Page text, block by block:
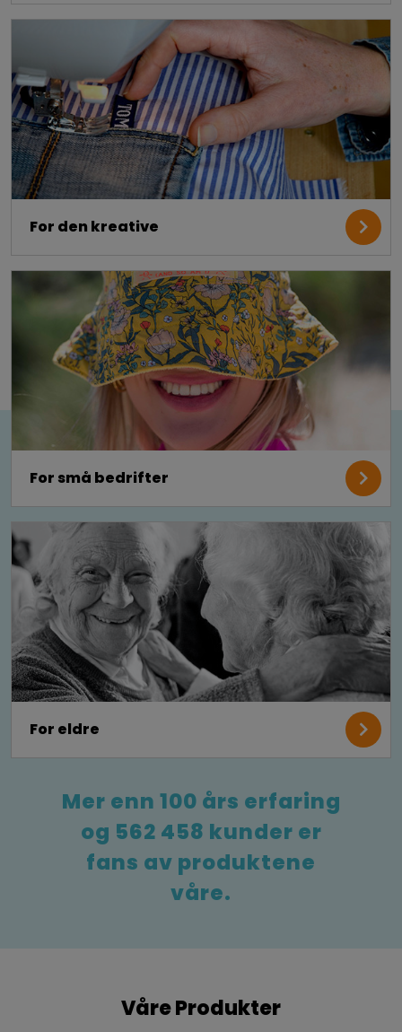
For den kreative
For små bedrifter
For eldre
Mer enn 100 års erfaring
og 562 458 kunder er
fans av produktene
våre.
Våre Produkter